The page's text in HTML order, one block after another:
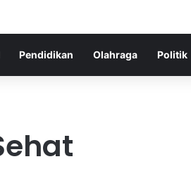
Pendidikan Olahraga Politik